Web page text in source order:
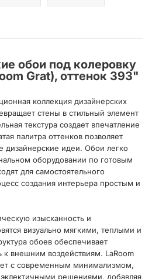
обои под колеровку
Grat), оттенок 393"
коллекция дизайнерских
стены в стильный элемент
текстура создает впечатление
палитра оттенков позволяет
дизайнерские идеи. Обои легко
оборудовании по готовым
для самостоятельного
создания интерьера простым и
изысканность и
визуально мягкими, теплыми и
обоев обеспечивает
к внешним воздействиям. LaRoom
с современным минимализмом,
решениями, добавляя